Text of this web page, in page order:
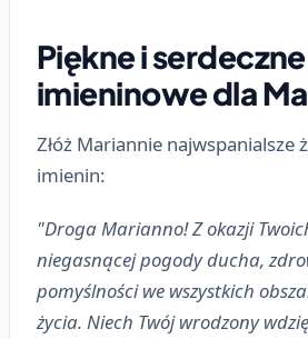
Piękne i
imieninowe dla
Złóż Mariannie najwspanialsze
imienin:
"Droga Marianno! Z okazji
niegasnącej pogody ducha,
pomyślności we wszystkich
życia. Niech Twój wrodzony